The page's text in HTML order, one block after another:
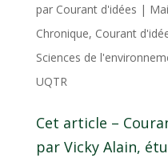
par Courant d'idées |
Chronique, Courant
Sciences de
UQTR
Cet article –
par Vicky Alain,